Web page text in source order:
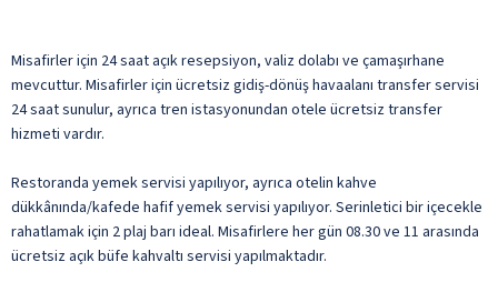
Misafirler için 24 saat açık resepsiyon, valiz dolabı ve çamaşırhane
mevcuttur. Misafirler için ücretsiz gidiş-dönüş havaalanı transfer servisi
24 saat sunulur, ayrıca tren istasyonundan otele ücretsiz transfer
hizmeti vardır.
Restoranda yemek servisi yapılıyor, ayrıca otelin kahve
dükkânında/kafede hafif yemek servisi yapılıyor. Serinletici bir içecekle
rahatlamak için 2 plaj barı ideal. Misafirlere her gün 08.30 ve 11 arasında
ücretsiz açık büfe kahvaltı servisi yapılmaktadır.